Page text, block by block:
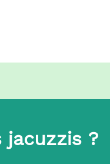
jacuzzis ?